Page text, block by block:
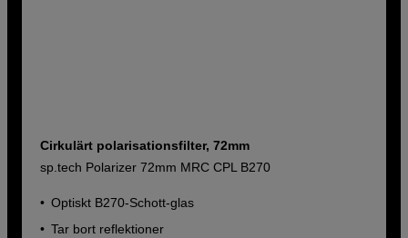
Cirkulärt polarisationsfilter, 72mm
sp.tech Polarizer 72mm MRC CPL B270
Optiskt B270-Schott-glas
Tar bort reflektioner